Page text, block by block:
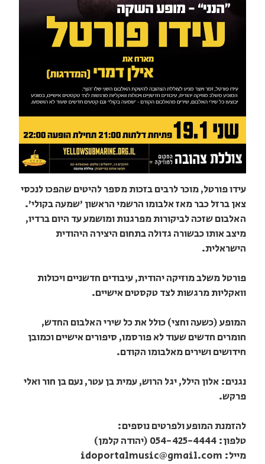
עידו פורטל, מוכר לרבים בזכות מספר להיטים שהפכו לנכסי
צאן ברזל כבר מאז אלבומו הרשמי הראשון 'שמעה בקולי'.
האלבום שזכה לביקורות מפרגנות ומושמע עד היום ברדיו,
מיצב אותו כבשורה גדולה בתחום היצירה היהודית
הישראלית.
פורטל משלב מוזיקה יהודית, עיבודים חדשניים ויכולות
וואקליות מרגשות לצד טקסטים אישיים.
המופע (כשעה וחצי) כולל את כל שירי האלבום החדש,
חומרים חדשים שעוד לא פורסמו, סיפורים אישיים וכמובן
חידושים ושירים מאלבומו הקודם.
נגנים: אלון הילל, יגל הרוש, עמית בן עטר, נעם בן חור ואלי
פרקש.
להזמנת המופע ולפרטים נוספים:
טלפון: 054-425-4444 (יהודה קלמן)
מייל: idoportalmusic@gmail.com